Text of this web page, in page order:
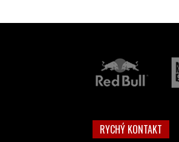
RYCHÝ KONTAKT